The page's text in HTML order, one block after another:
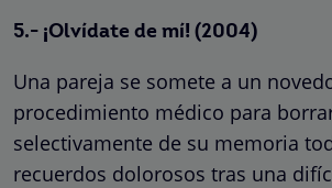
5.- ¡Olvídate de mí! (2004)
Una pareja se somete a un
procedimiento médico para
selectivamente de su memoria
recuerdos dolorosos tras una